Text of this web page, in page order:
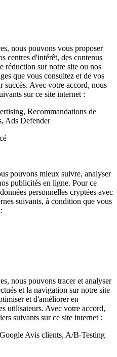
nous pouvons vous proposer
centres d'intérêt, des contenus
réduction sur notre site ou nos
que vous consultez et de vos
succès. Avec votre accord, nous
sur ce site internet :
Recommandations de
Ads Defender
pouvons mieux suivre, analyser
publicités en ligne. Pour ce
personnelles cryptées avec
suivants, à condition que vous
nous pouvons tracer et analyser
et la navigation sur notre site
et d'améliorer en
utilisateurs. Avec votre accord,
suivants sur ce site internet :
Avis clients, A/B-Testing